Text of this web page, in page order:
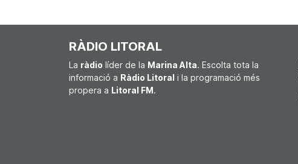
RÀDIO LITORAL
La ràdio líder de la Marina Alta. Escolta tota la
informació a Ràdio Litoral i la programació més
propera a Litoral FM.